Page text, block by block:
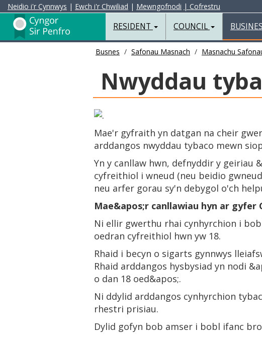
Neidio i'r Cynnwys | Ewch i'r Chwiliad | Mewngofnodi | Cofrestru
RESIDENT COUNCIL
Busnes Safonau Masnach Masnachu
Nwyddau
Mae'r gyfraith yn datgan na cheir
arddangos nwyddau tybaco mewn
Yn y canllaw hwn, defnyddir y geiriau
cyfreithiol i wneud (neu beidio
neu arfer gorau sy'n debygol o'ch
Mae&apos;r canllawiau hyn ar gyfer
Ni ellir gwerthu rhai cynhyrchion i
oedran cyfreithiol hwn yw 18.
Rhaid i becyn o sigarts gynnwys
Rhaid arddangos hysbysiad yn nodi
o dan 18 oed&apos;.
Ni ddylid arddangos cynhyrchion
rhestri prisiau.
Dylid gofyn bob amser i bobl ifanc